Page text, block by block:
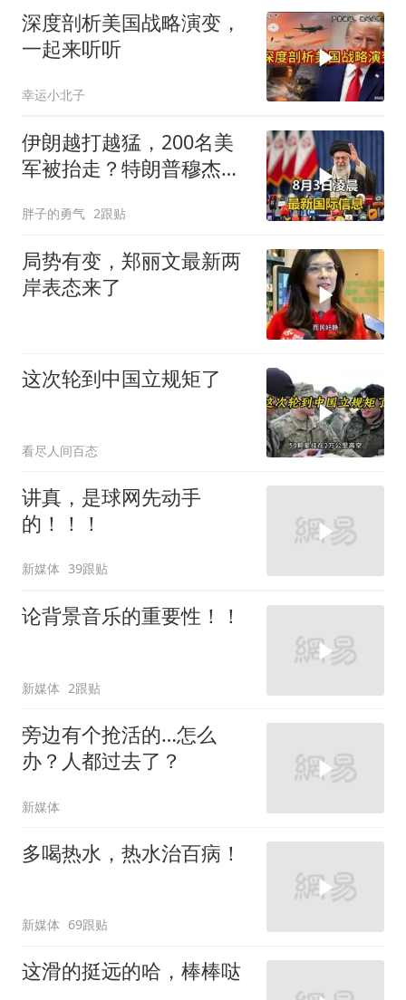
深度剖析美国战略演变，
一起来听听
幸运小北子
伊朗越打越猛，200名美
军被抬走？特朗普穆杰塔
胖子的勇气 2跟贴
局势有变，郑丽文最新两
岸表态来了
这次轮到中国立规矩了
看尽人间百态
讲真，是球网先动手
的！！！
新媒体 39跟贴
论背景音乐的重要性！！
新媒体 2跟贴
旁边有个抢活的…怎么
办？人都过去了？
新媒体
多喝热水，热水治百病！
新媒体 69跟贴
这滑的挺远的哈，棒棒哒